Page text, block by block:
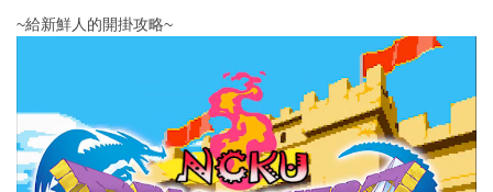
~給新鮮人的開掛攻略~